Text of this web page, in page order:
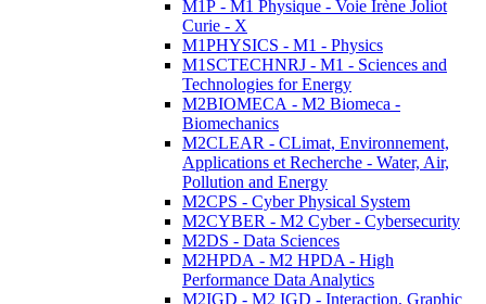
M1P - M1 Physique - Voie Irène Joliot
Curie - X
M1PHYSICS - M1 - Physics
M1SCTECHNRJ - M1 - Sciences and
Technologies for Energy
M2BIOMECA - M2 Biomeca -
Biomechanics
M2CLEAR - CLimat, Environnement,
Applications et Recherche - Water, Air,
Pollution and Energy
M2CPS - Cyber Physical System
M2CYBER - M2 Cyber - Cybersecurity
M2DS - Data Sciences
M2HPDA - M2 HPDA - High
Performance Data Analytics
M2IGD - M2 IGD - Interaction, Graphic